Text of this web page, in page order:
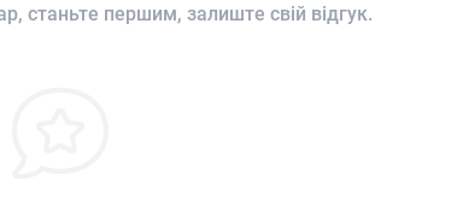
станьте першим, залиште свій відгук.